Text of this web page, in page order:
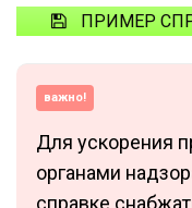
ПРИМЕР
важно!
Для ускорения
органами
справке